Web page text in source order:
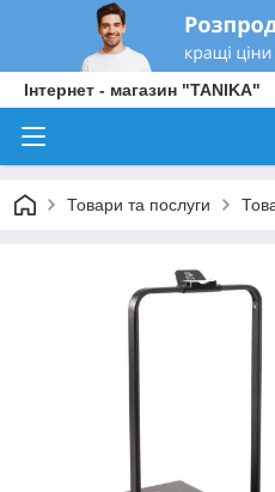
Інтернет - магазин "TANIKA"
Товари та послуги